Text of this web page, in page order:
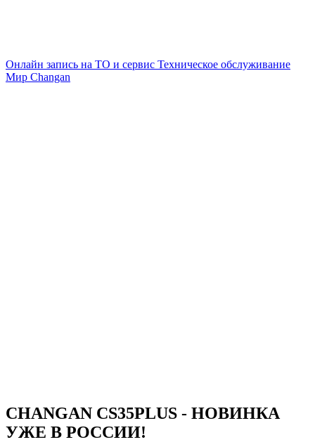
Онлайн запись на ТО и сервис Техническое обслуживание
Мир Changan
CHANGAN CS35PLUS - НОВИНКА
УЖЕ В РОССИИ!